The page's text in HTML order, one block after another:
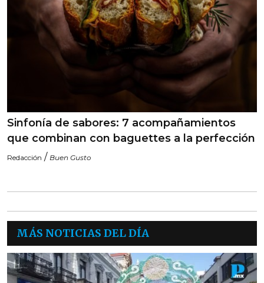
Sinfonía de sabores: 7 acompañamientos
que combinan con baguettes a la perfección
Redacción / Buen Gusto
MÁS NOTICIAS DEL DÍA